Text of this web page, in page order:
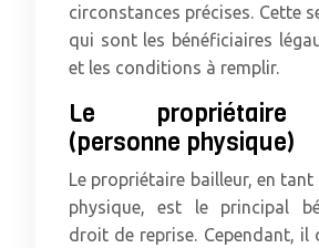
circonstances précises. Cette
qui sont les bénéficiaires
et les conditions à remplir.
Le propriétaire
(personne physique)
Le propriétaire bailleur, en tant
physique, est le principal
droit de reprise. Cependant, il